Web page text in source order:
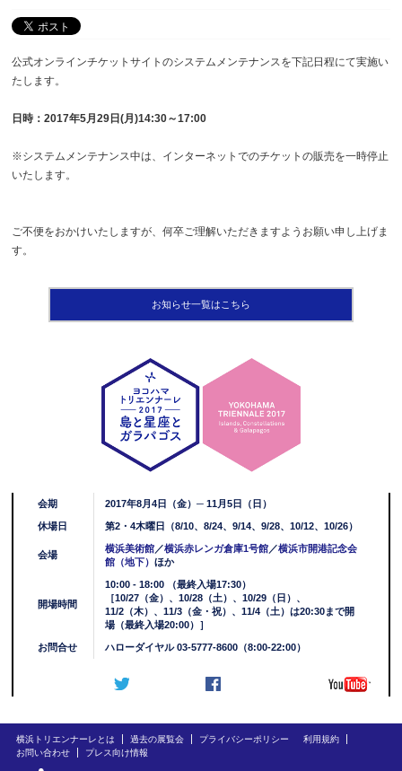
公式オンラインチケットサイトのシステムメンテナンスを下記日程にて実施い
たします。
日時：2017年5月29日(月)14:30～17:00
※システムメンテナンス中は、インターネットでのチケットの販売を一時停止
いたします。
ご不便をおかけいたしますが、何卒ご理解いただきますようお願い申し上げま
す。
お知らせ一覧はこちら
会期 2017年8月4日（金）─ 11月5日（日）
休場日 第2・4木曜日（8/10、8/24、9/14、9/28、10/12、10/26）
会場
横浜美術館／横浜赤レンガ倉庫1号館／横浜市開港記念会
館（地下）ほか
開場時間
10:00 - 18:00 （最終入場17:30）
［10/27（金）、10/28（土）、10/29（日）、
11/2（木）、11/3（金・祝）、11/4（土）は20:30まで開
場（最終入場20:00）］
お問合せ ハローダイヤル 03-5777-8600（8:00-22:00）
横浜トリエンナーレとは 過去の展覧会 プライバシーポリシー
利用規約
お問い合わせ
プレス向け情報